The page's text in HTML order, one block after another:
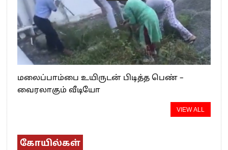
மலைப்பாம்பை உயிருடன் பிடித்த பெண் –
வைரலாகும் வீடியோ
VIEW ALL
கோயில்கள்